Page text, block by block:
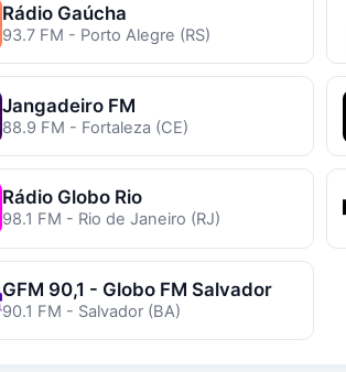
Rádio Gaúcha
93.7 FM - Porto Alegre (RS)
Jangadeiro FM
88.9 FM - Fortaleza (CE)
Rádio Globo Rio
98.1 FM - Rio de Janeiro (RJ)
GFM 90,1 - Globo FM Salvador
90.1 FM - Salvador (BA)